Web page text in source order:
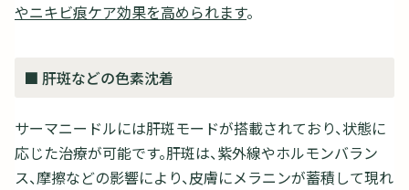
やニキビ痕ケア効果を高められます。
■ 肝斑などの色素沈着
サーマニードルには肝斑モードが搭載されており、状態に
応じた治療が可能です。肝斑は、紫外線やホルモンバラン
ス、摩擦などの影響により、皮膚にメラニンが蓄積して現れ